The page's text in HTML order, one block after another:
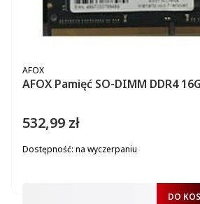
AFOX Pamięć SO-DIMM DDR4
PRODUCENT
AFOX
Cena
532,99 zł
Dostępność: na wyczerpaniu
DO